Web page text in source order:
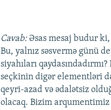
Cavab:Əsas mesaj budur ki,
Bu, yalnız səsvermə günü
siyahıları
seçkinin digər elementləri
qeyri-azad və ədalətsiz
olacaq. Bizim